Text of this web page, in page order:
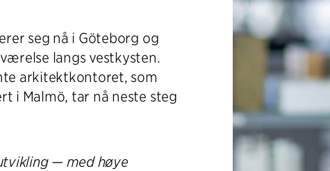
seg nå i Göteborg og
langs vestkysten.
arkitektkontoret, som
i Malmö, tar nå neste steg
— med høye